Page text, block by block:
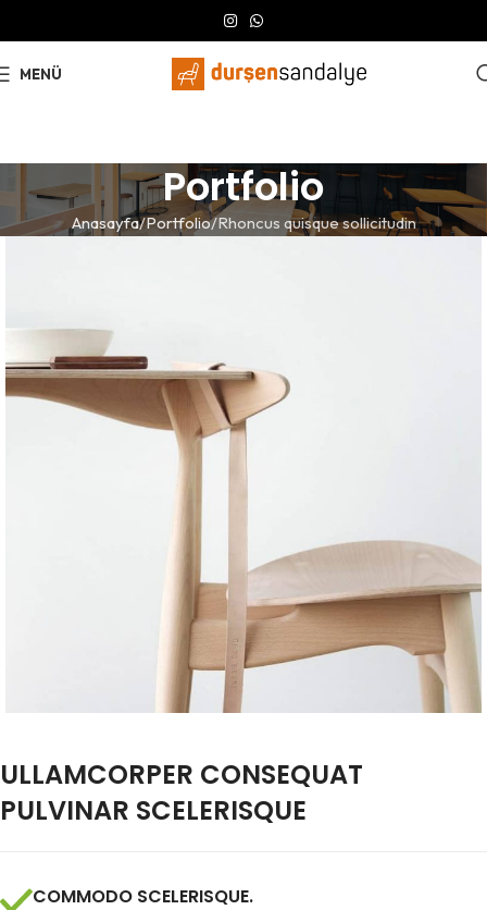
MENÜ
Portfolio
Anasayfa Portfolio Rhoncus quisque sollicitudin
ULLAMCORPER CONSEQUAT
PULVINAR SCELERISQUE
COMMODO SCELERISQUE.